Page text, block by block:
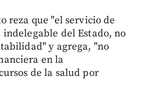
reza que "el servicio de
del Estado, no
y agrega, "no
en la
de la salud por